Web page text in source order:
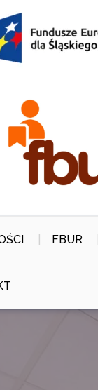
narzędzi
FBUR